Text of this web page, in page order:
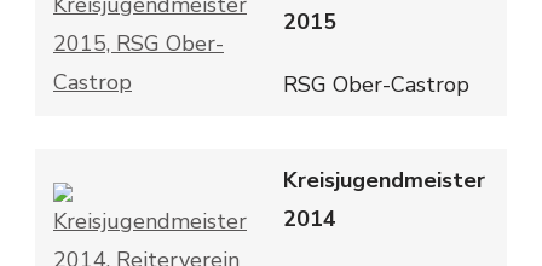
2015
RSG Ober-Castrop
Kreisjugendmeister
2014